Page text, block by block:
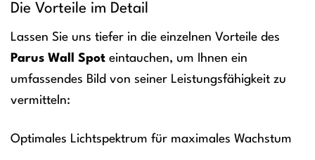
Die Vorteile im Detail
Lassen Sie uns tiefer in die einzelnen Vorteile des
Parus Wall Spot eintauchen, um Ihnen ein
umfassendes Bild von seiner Leistungsfähigkeit zu
vermitteln:
Optimales Lichtspektrum für maximales Wachstum